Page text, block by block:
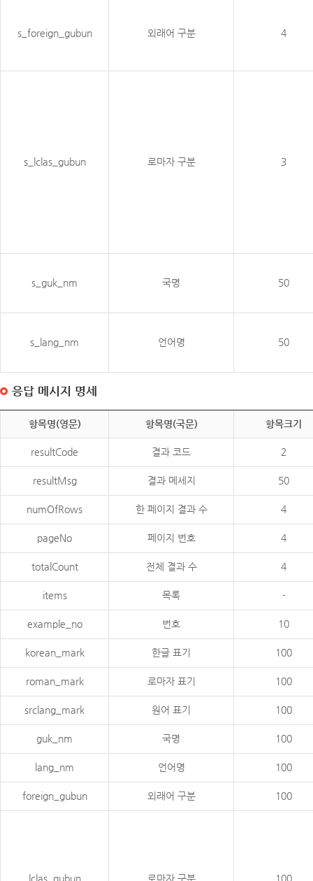
s_foreign_gubun 외래어 구분 4
s_lclas_gubun 로마자 구분 3
s_guk_nm 국명 50
s_lang_nm 언어명 50
응답 메시지 명세
항목명(영문) 항목명(국문) 항목크기
resultCode 결과 코드 2
resultMsg 결과 메세지 50
numOfRows 한 페이지 결과 수 4
pageNo 페이지 번호 4
totalCount 전체 결과 수 4
items 목록 -
example_no 번호 10
korean_mark 한글 표기 100
roman_mark 로마자 표기 100
srclang_mark 원어 표기 100
guk_nm 국명 100
lang_nm 언어명 100
foreign_gubun 외래어 구분 100
lclas_gubun 로마자 구분 100